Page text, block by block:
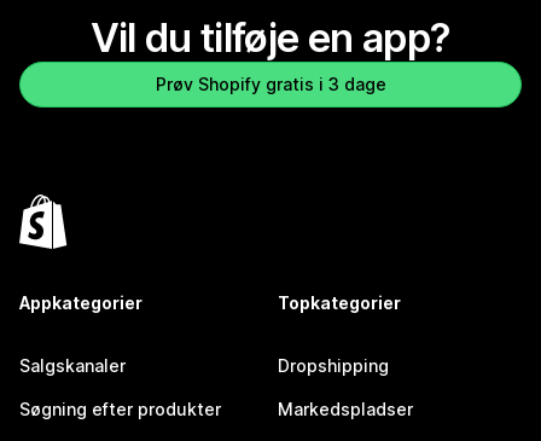
Vil du tilføje en app?
Prøv Shopify gratis i 3 dage
Appkategorier
Salgskanaler
Søgning efter produkter
Topkategorier
Dropshipping
Markedspladser